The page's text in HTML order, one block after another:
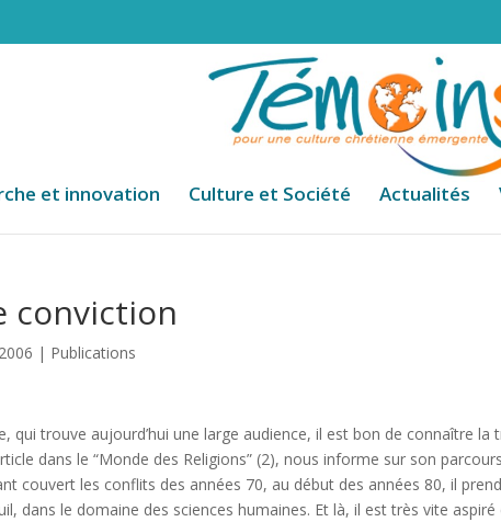
et innovation Culture et Société Actualités
conviction
| Publications
qui trouve aujourd’hui une large audience, il est bon de connaître la
dans le “Monde des Religions” (2), nous informe sur son
couvert les conflits des années 70, au début des années 80, il
dans le domaine des sciences humaines. Et là, il est très vite aspiré